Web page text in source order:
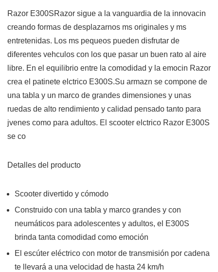
Razor E300SRazor sigue a la vanguardia de la innovacin
creando formas de desplazarnos ms originales y ms
entretenidas. Los ms pequeos pueden disfrutar de
diferentes vehculos con los que pasar un buen rato al aire
libre. En el equilibrio entre la comodidad y la emocin Razor
crea el patinete elctrico E300S.Su armazn se compone de
una tabla y un marco de grandes dimensiones y unas
ruedas de alto rendimiento y calidad pensado tanto para
jvenes como para adultos. El scooter elctrico Razor E300S
se co
Detalles del producto
Scooter divertido y cómodo
Construido con una tabla y marco grandes y con
neumáticos para adolescentes y adultos, el E300S
brinda tanta comodidad como emoción
El escúter eléctrico con motor de transmisión por cadena
te llevará a una velocidad de hasta 24 km/h